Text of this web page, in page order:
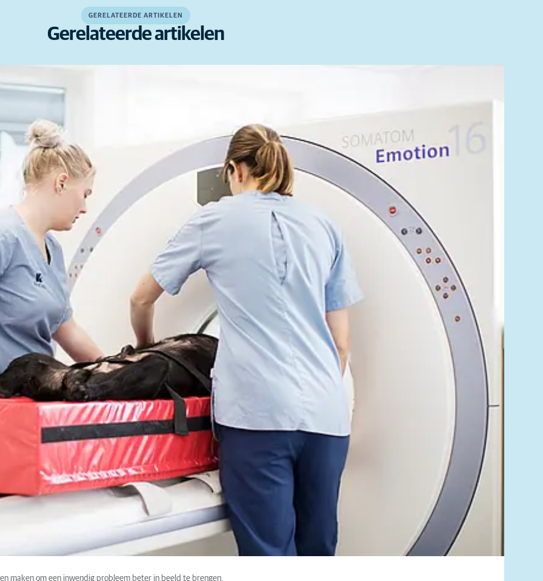
GERELATEERDE ARTIKELEN
Gerelateerde artikelen
maken om een inwendig probleem beter in beeld te brengen.